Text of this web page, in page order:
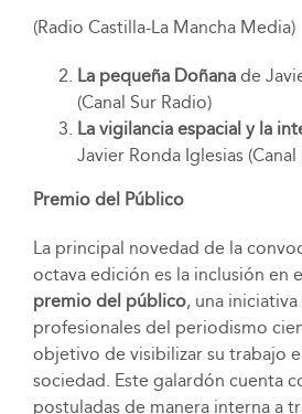
(Radio Castilla-La Mancha Media)
La pequeña Doñana de
(Canal Sur Radio)
La vigilancia espacial y la
Javier Ronda Iglesias (Canal
Premio del Público
La principal novedad de la
octava edición es la inclusión en
premio del público, una
profesionales del periodismo
objetivo de visibilizar su trabajo
sociedad. Este galardón cuenta
postuladas de manera interna a